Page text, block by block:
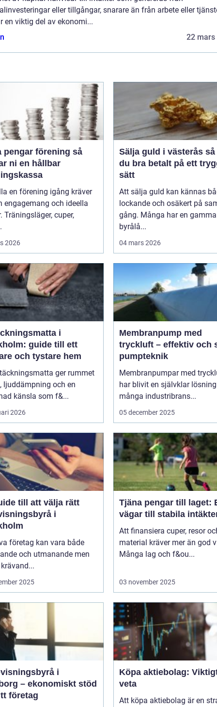
eller tillgångar, snarare än från arbete eller
en viktig del av ekonomi...
22 mars
förening så
ni en hållbar
en förening igång kräver
engagemang och ideella
Träningsläger, cuper,
2026
Sälja guld i västerås så får
du bra betalt på ett
sätt
Att sälja guld kan kännas
lockande och osäkert på
gång. Många har en
byrålå...
04 mars 2026
i
guide till ett
och tystare hem
ger rummet
ljuddämpning och en
känsla som f&...
2026
Membranpump med
tryckluft – effektiv och
pumpteknik
Membranpumpar med
har blivit en självklar
många industribrans...
05 december 2025
till att välja rätt
i
företag kan vara både
och utmanande men
2025
Tjäna pengar till laget:
vägar till stabila
Att finansiera cuper, resor
material kräver mer än god
Många lag och f&ou...
03 november 2025
i
– ekonomiskt stöd
företag
Köpa aktiebolag:
veta
Att köpa aktiebolag är en